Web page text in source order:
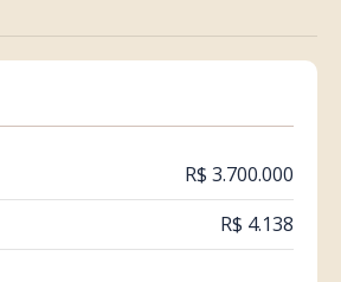
R$ 3.700.000
R$ 4.138